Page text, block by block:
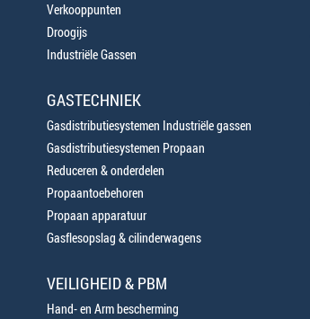
Verkooppunten
Droogijs
Industriële Gassen
GASTECHNIEK
Gasdistributiesystemen Industriële gassen
Gasdistributiesystemen Propaan
Reduceren & onderdelen
Propaantoebehoren
Propaan apparatuur
Gasflesopslag & cilinderwagens
VEILIGHEID & PBM
Hand- en Arm bescherming